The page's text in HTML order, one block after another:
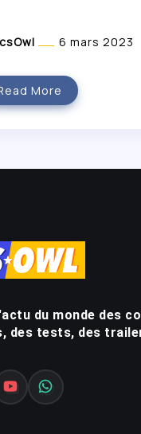
6 mars 2023
More
du monde des
des tests, des